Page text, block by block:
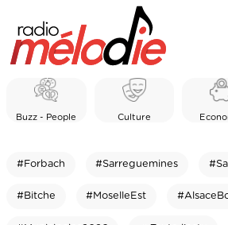
Buzz - People Culture
#Forbach #Sarreguemines
#Bitche #MoselleEst